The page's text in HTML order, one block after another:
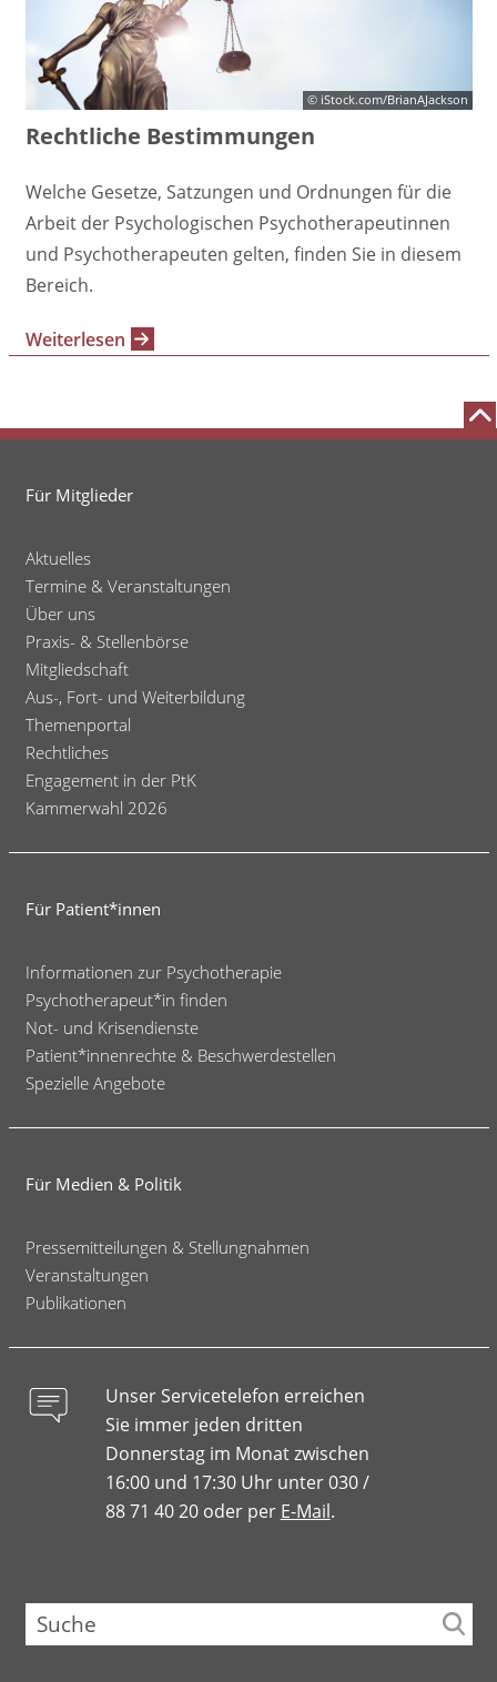
© iStock.com/BrianAJackson
Rechtliche Bestimmungen
Welche Gesetze, Satzungen und Ordnungen für die
Arbeit der Psychologischen Psychotherapeutinnen
und Psychotherapeuten gelten, finden Sie in diesem
Bereich.
Weiterlesen
Für Mitglieder
Aktuelles
Termine & Veranstaltungen
Über uns
Praxis- & Stellenbörse
Mitgliedschaft
Aus-, Fort- und Weiterbildung
Themenportal
Rechtliches
Engagement in der PtK
Kammerwahl 2026
Für Patient*innen
Informationen zur Psychotherapie
Psychotherapeut*in finden
Not- und Krisendienste
Patient*innenrechte & Beschwerdestellen
Spezielle Angebote
Für Medien & Politik
Pressemitteilungen & Stellungnahmen
Veranstaltungen
Publikationen
Unser Servicetelefon erreichen
Sie immer jeden dritten
Donnerstag im Monat zwischen
16:00 und 17:30 Uhr unter 030 /
88 71 40 20 oder per E-Mail.
Suche